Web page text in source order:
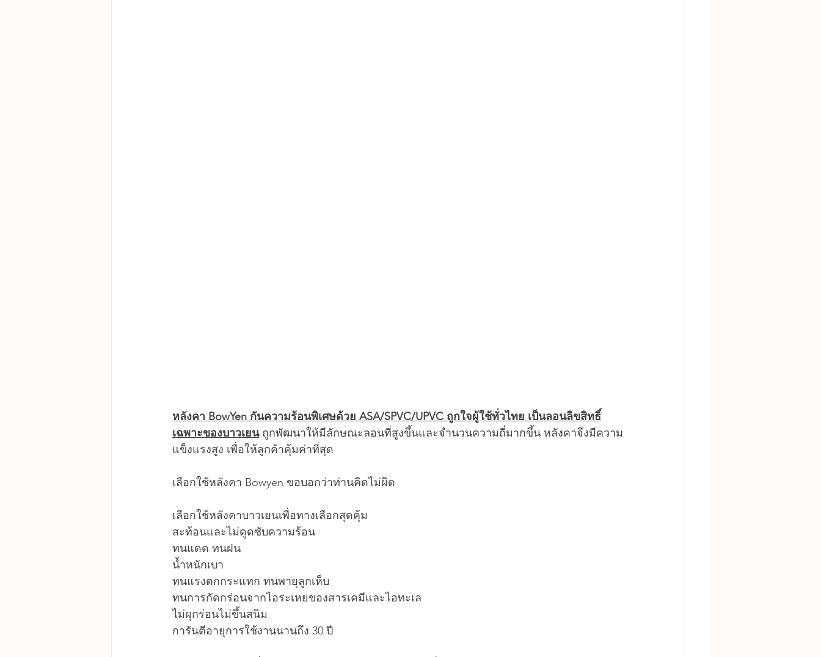
หลังคา BowYen กันความร้อนพิเศษด้วย ASA/SPVC/UPVC ถูกใจผู้ใช้ทั่วไทย เป็นลอนลิขสิทธิ์
เฉพาะของบาวเยน ถูกพัฒนาให้มีลักษณะลอนที่สูงขึ้นและจำนวนความถี่มากขึ้น หลังคาจึงมีความ
แข็งแรงสูง เพื่อให้ลูกค้าคุ้มค่าที่สุด
เลือกใช้หลังคา Bowyen ขอบอกว่าท่านคิดไม่ผิด
เลือกใช้หลังคาบาวเยนเพื่อทางเลือกสุดคุ้ม
สะท้อนและไม่ดูดซับความร้อน
ทนแดด ทนฝน
น้ำหนักเบา
ทนแรงตกกระแทก ทนพายุลูกเห็บ
ทนการกัดกร่อนจากไอระเหยของสารเคมีและไอทะเล
ไม่ผุกร่อนไม่ขึ้นสนิม
การันตีอายุการใช้งานนานถึง 30 ปี